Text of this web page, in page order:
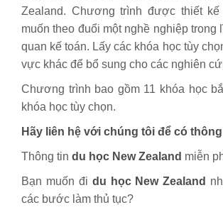
Zealand. Chương trình được thiết
muốn theo đuổi một nghề nghiệp trong
quan kế toán. Lấy các khóa học tùy
vực khác để bổ sung cho các nghiên
Chương trình bao gồm 11 khóa học
khóa học tùy chọn.
Hãy liên hệ với chúng tôi để có
Thông tin du học New Zealand miễn
Bạn muốn đi du học New Zealand
các bước làm thủ tục?